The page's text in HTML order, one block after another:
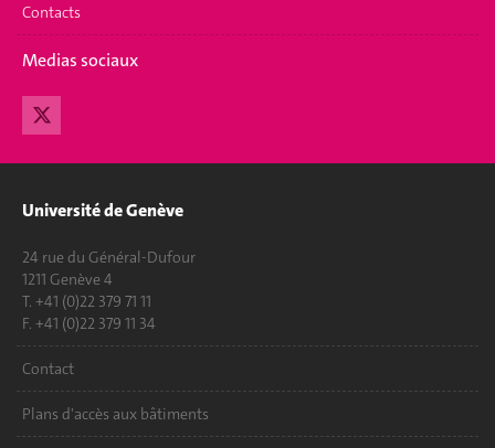
Contacts
Medias sociaux
Université de Genève
24 rue du Général-Dufour
1211 Genève 4
T. +41 (0)22 379 71 11
F. +41 (0)22 379 11 34
Contact
Plans d'accès aux bâtiments